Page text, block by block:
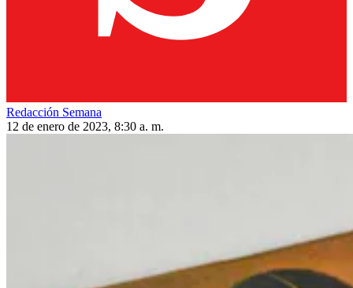
Redacción Semana
12 de enero de 2023, 8:30 a. m.